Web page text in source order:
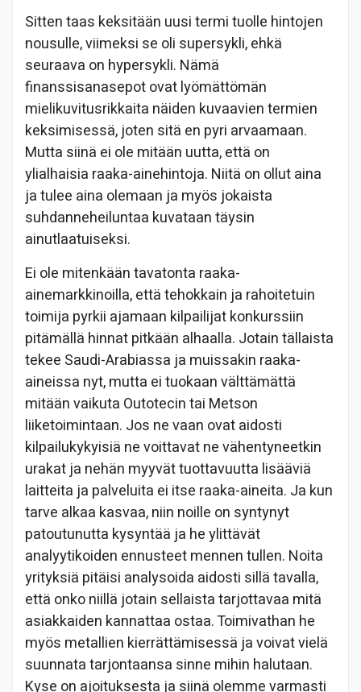
Sitten taas keksitään uusi termi tuolle hintojen
nousulle, viimeksi se oli supersykli, ehkä
seuraava on hypersykli. Nämä
finanssisanasepot ovat lyömättömän
mielikuvitusrikkaita näiden kuvaavien termien
keksimisessä, joten sitä en pyri arvaamaan.
Mutta siinä ei ole mitään uutta, että on
ylialhaisia raaka-ainehintoja. Niitä on ollut aina
ja tulee aina olemaan ja myös jokaista
suhdanneheiluntaa kuvataan täysin
ainutlaatuiseksi.
Ei ole mitenkään tavatonta raaka-
ainemarkkinoilla, että tehokkain ja rahoitetuin
toimija pyrkii ajamaan kilpailijat konkurssiin
pitämällä hinnat pitkään alhaalla. Jotain tällaista
tekee Saudi-Arabiassa ja muissakin raaka-
aineissa nyt, mutta ei tuokaan välttämättä
mitään vaikuta Outotecin tai Metson
liiketoimintaan. Jos ne vaan ovat aidosti
kilpailukykyisiä ne voittavat ne vähentyneetkin
urakat ja nehän myyvät tuottavuutta lisääviä
laitteita ja palveluita ei itse raaka-aineita. Ja kun
tarve alkaa kasvaa, niin noille on syntynyt
patoutunutta kysyntää ja he ylittävät
analyytikoiden ennusteet mennen tullen. Noita
yrityksiä pitäisi analysoida aidosti sillä tavalla,
että onko niillä jotain sellaista tarjottavaa mitä
asiakkaiden kannattaa ostaa. Toimivathan he
myös metallien kierrättämisessä ja voivat vielä
suunnata tarjontaansa sinne mihin halutaan.
Kyse on ajoituksesta ja siinä olemme varmasti